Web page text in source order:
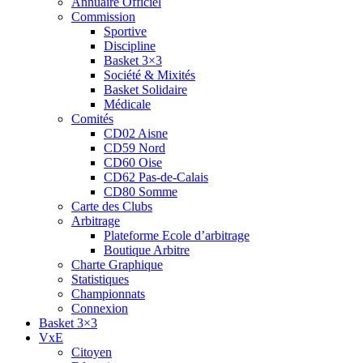
Commission
Sportive
Discipline
Basket 3×3
Société & Mixités
Basket Solidaire
Médicale
Comités
CD02 Aisne
CD59 Nord
CD60 Oise
CD62 Pas-de-Calais
CD80 Somme
Carte des Clubs
Arbitrage
Plateforme Ecole d’arbitrage
Boutique Arbitre
Charte Graphique
Statistiques
Championnats
Connexion
Basket 3×3
VxE
Citoyen